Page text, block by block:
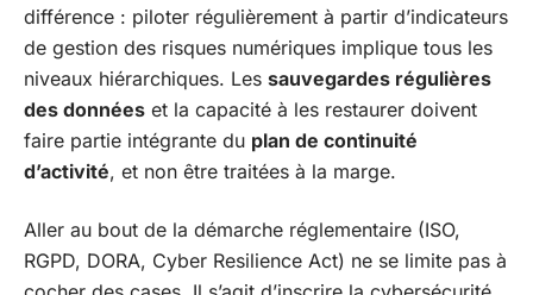
différence : piloter régulièrement à partir d’indicateurs
de gestion des risques numériques implique tous les
niveaux hiérarchiques. Les sauvegardes régulières
des données et la capacité à les restaurer doivent
faire partie intégrante du plan de continuité
d’activité, et non être traitées à la marge.
Aller au bout de la démarche réglementaire (ISO,
RGPD, DORA, Cyber Resilience Act) ne se limite pas à